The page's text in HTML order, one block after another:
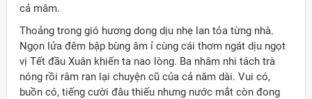
cả mâm.
Thoảng trong gió hương dong dịu nhẹ lan tỏa từng nhà.
Ngọn lửa đêm bập bùng âm ỉ cùng cái thơm ngát dịu ngọt
vị Tết đầu Xuân khiến ta nao lòng. Ba nhâm nhi tách trà
nóng rồi râm ran lại chuyện cũ của cả năm dài. Vui có,
buồn có, tiếng cười đâu thiếu nhưng nước mắt còn đong